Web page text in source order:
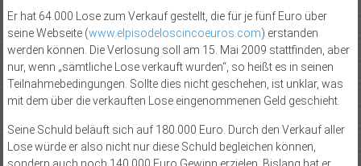
Er hat 64.000 Lose zum Verkauf gestellt, die für je fünf Euro über
seine Webseite (www.elpisodeloscincoeuros.com) erstanden
werden können. Die Verlosung soll am 15. Mai 2009 stattfinden, aber
nur, wenn „sämtliche Lose verkauft wurden“, so heißt es in seinen
Teilnahmebedingungen. Sollte dies nicht geschehen, ist unklar, was
mit dem über die verkauften Lose eingenommenen Geld geschieht.
Seine Schuld beläuft sich auf 180.000 Euro. Durch den Verkauf aller
Lose würde er also nicht nur diese Schuld begleichen können,